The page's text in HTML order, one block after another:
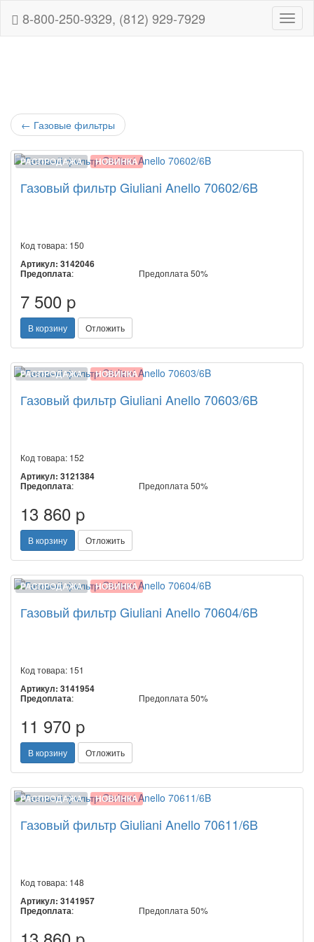
8-800-250-9329, (812) 929-7929
← Газовые фильтры
РАСПРОДАЖА НОВИНКА
Газовый фильтр Giuliani Anello 70602/6B
Код товара: 150
Артикул: 3142046
Предоплата: Предоплата 50%
7 500 p
В корзину Отложить
РАСПРОДАЖА НОВИНКА
Газовый фильтр Giuliani Anello 70603/6B
Код товара: 152
Артикул: 3121384
Предоплата: Предоплата 50%
13 860 p
В корзину Отложить
РАСПРОДАЖА НОВИНКА
Газовый фильтр Giuliani Anello 70604/6B
Код товара: 151
Артикул: 3141954
Предоплата: Предоплата 50%
11 970 p
В корзину Отложить
РАСПРОДАЖА НОВИНКА
Газовый фильтр Giuliani Anello 70611/6B
Код товара: 148
Артикул: 3141957
Предоплата: Предоплата 50%